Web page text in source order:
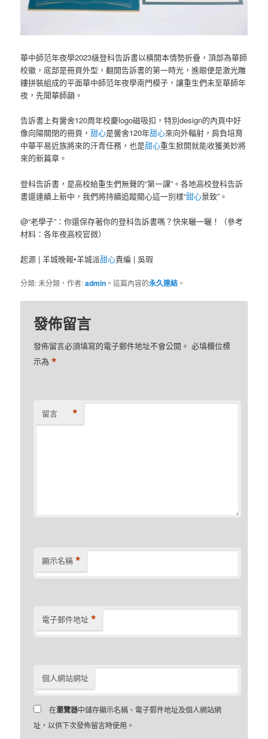
華中師范年夜學2023級登科告訴書以橫開本情勢折疊，頂部為華師
校徽，底部是冊頁外型，翻開告訴書的第一時光，進眼便是激光雕
鏤拼裝組成的平面華中師范年夜學南門模子，讓重生們未至華師年
夜，先聞華師韻。
告訴書上有黌舍120周年校慶logo磁吸扣，特別design的內頁中好
像向陽關閉的冊頁，甜心是黌舍120年甜心來向外輻射，肩負培育
中華平易近族將來的汗青任務，也是甜心重生掀開就能收獲美妙將
來的新篇章。
登科告訴書，是高校給重生們無聲的“第一課”。各地高校登科告訴
書還連續上新中，我們將持續追蹤關心這一別樣“甜心景致”。
@“老學子”：你還保存著你的登科告訴書嗎？快來曬一曬！（參考
材料：各年夜高校官微）
起源 | 羊城晚報•羊城派甜心責編 | 吳瑕
分類: 未分類，作者:admin 。這篇內容的永久連結 。
發佈留言
發佈留言必須填寫的電子郵件地址不會公開。 必填欄位標
示為*
留言 *
顯示名稱 *
電子郵件地址 *
個人網站網址
在瀏覽器中儲存顯示名稱、電子郵件地址及個人網站網
址，以供下次發佈留言時使用。